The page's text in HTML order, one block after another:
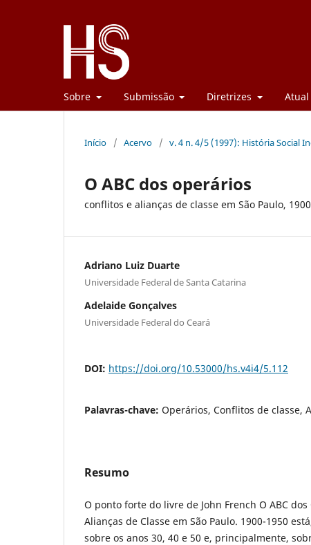
Sobre Submissão Diretrizes Atual
Início / Acervo / v. 4 n. 4/5 (1997): História Social
O ABC dos operários
conflitos e alianças de classe em São Paulo,
Adriano Luiz Duarte
Universidade Federal de Santa Catarina
Adelaide Gonçalves
Universidade Federal do Ceará
DOI: https://doi.org/10.53000/hs.v4i4/5.112
Palavras-chave: Operários, Conflitos de classe,
Resumo
O ponto forte do livre de John French O ABC
Alianças de Classe em São Paulo. 1900-1950
sobre os anos 30, 40 e 50 e, principalmente,